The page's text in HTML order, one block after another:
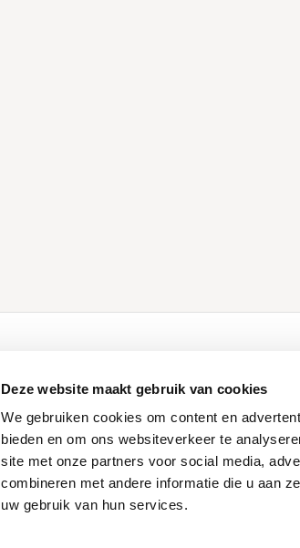
Deze website maakt gebruik van cookies
We gebruiken cookies om content en
bieden en om ons websiteverkeer te
site met onze partners voor social media,
combineren met andere informatie die u aan
uw gebruik van hun services.
Catalogus